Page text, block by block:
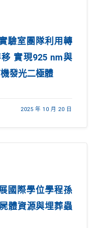
驗室團隊利用轉
實現925 nm與
發光二極體
2025 年 10 月 20 日
國際學位學程孫
體資源與埋葬蟲